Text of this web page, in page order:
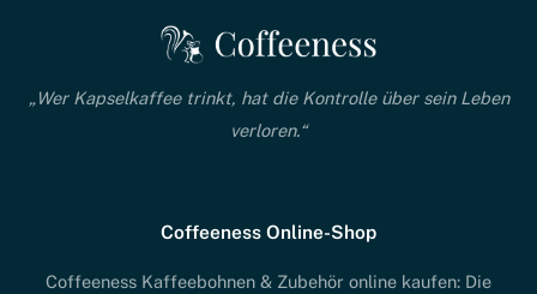
„Wer Kapselkaffee trinkt, hat die Kontrolle über sein Leben
verloren.“
Coffeeness Online-Shop
Coffeeness Kaffeebohnen & Zubehör online kaufen: Die